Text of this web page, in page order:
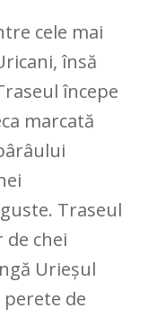
cele mai
însă
începe
marcată
Traseul
chei
Urieșul
de